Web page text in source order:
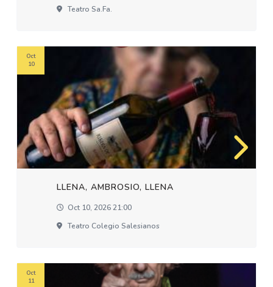
Teatro Sa.fa.
LLENA, AMBROSIO, LLENA
Oct 10, 2026 21:00
Teatro Colegio Salesianos
Oct
10
Oct
11